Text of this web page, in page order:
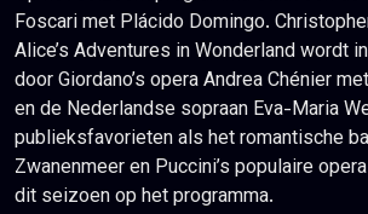
Foscari met Plácido Domingo.
Alice’s Adventures in Wonderland wordt
door Giordano’s opera Andrea Chénier
en de Nederlandse sopraan Eva-Maria
publieksfavorieten als het romantische
Zwanenmeer en Puccini’s populaire
dit seizoen op het programma.